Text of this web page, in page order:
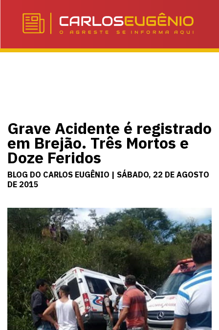
Grave Acidente é registrado
em Brejão. Três Mortos e
Doze Feridos
BLOG DO CARLOS EUGÊNIO | SÁBADO, 22 DE AGOSTO
DE 2015